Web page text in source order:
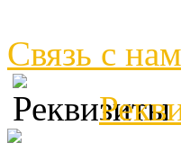
Связь с